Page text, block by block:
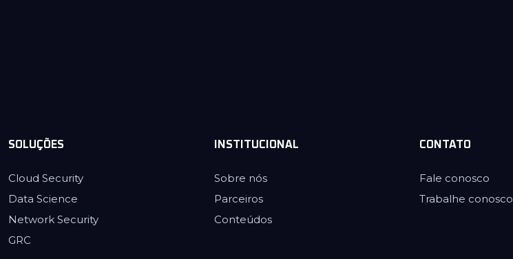
SOLUÇÕES
Cloud Security
Data Science
Network Security
GRC
INSTITUCIONAL
Sobre nós
Parceiros
Conteúdos
CONTATO
Fale conosco
Trabalhe conosco